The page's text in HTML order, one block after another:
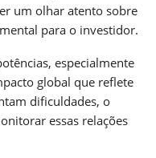
um olhar atento sobre
para o investidor.
especialmente
global que reflete
dificuldades, o
essas relações